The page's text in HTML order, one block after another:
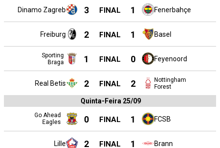
Dinamo Zagreb 3 FINAL 1 Fenerbahçe
Freiburg 2 FINAL 1 Basel
Sporting
Braga
1 FINAL 0 Feyenoord
Real Betis 2 FINAL 2
Nottingham
Forest
Quinta-Feira 25/09
Go Ahead
Eagles
0 FINAL 1 FCSB
Lille 2 FINAL 1 Brann